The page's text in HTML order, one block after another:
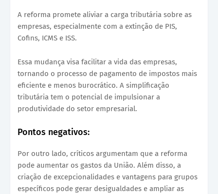
A reforma promete aliviar a carga tributária sobre as
empresas, especialmente com a extinção de PIS,
Cofins, ICMS e ISS.
Essa mudança visa facilitar a vida das empresas,
tornando o processo de pagamento de impostos mais
eficiente e menos burocrático. A simplificação
tributária tem o potencial de impulsionar a
produtividade do setor empresarial.
Pontos negativos:
Por outro lado, críticos argumentam que a reforma
pode aumentar os gastos da União. Além disso, a
criação de excepcionalidades e vantagens para grupos
específicos pode gerar desigualdades e ampliar as